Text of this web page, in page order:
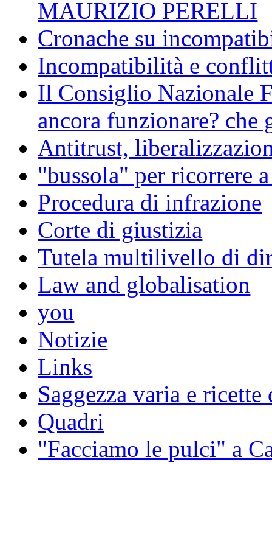
MAURIZIO PERELLI
Cronache su
Incompatibilità e
Il Consiglio Nazionale
ancora funzionare? che
Antitrust,
"bussola" per ricorrere
Procedura di infrazione
Corte di giustizia
Tutela multilivello di
Law and globalisation
you
Notizie
Links
Saggezza varia e
Quadri
"Facciamo le pulci" a